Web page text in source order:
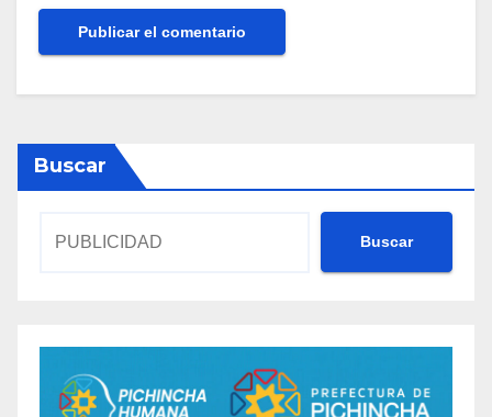
Buscar
Buscar